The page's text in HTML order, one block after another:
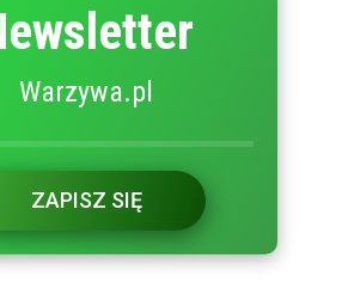
Warzywa.pl
ZAPISZ SIĘ